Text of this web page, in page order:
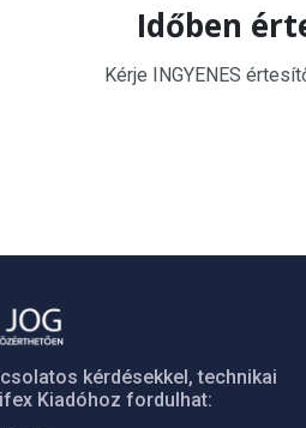
Időben
Kérje INGYENES
kérdésekkel, technikai
Kiadóhoz fordulhat: